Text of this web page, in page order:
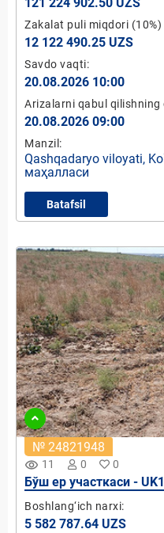
121 224 902.50 UZS
Zakalat puli miqdori (10%)
12 122 490.25 UZS
Savdo vaqti:
20.08.2026 10:00
Arizalarni qabul qilishning
20.08.2026 09:00
Manzil:
Qashqadaryo viloyati,
маҳалласи
Batafsil
remove_red_eye 11 0 0
№ 24821948
Бўш ер участкаси -
Boshlang‘ich narxi:
5 582 787.64 UZS